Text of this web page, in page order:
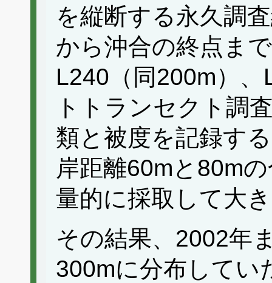
を縦断する永久調
から沖合の終点ま
L240（同200m）
トトランセクト調
類と被度を記録す
岸距離60mと80m
量的に採取して大
その結果、2002年
300mに分布してい